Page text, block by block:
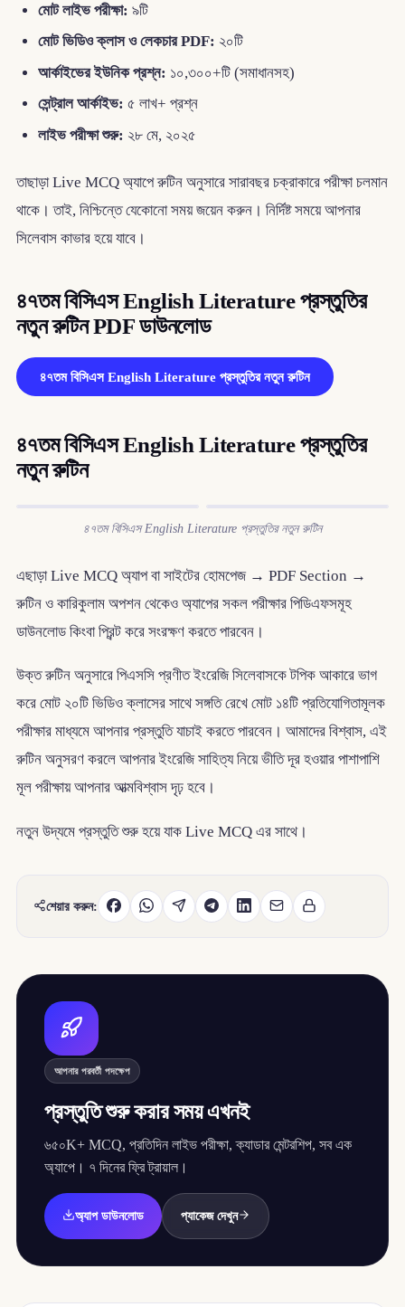
মোট লাইভ পরীক্ষা: ৯টি
মোট ভিডিও ক্লাস ও লেকচার PDF: ২০টি
আর্কাইভের ইউনিক প্রশ্ন: ১০,৩০০+টি (সমাধানসহ)
সেন্ট্রাল আর্কাইভ: ৫ লাখ+ প্রশ্ন
লাইভ পরীক্ষা শুরু: ২৮ মে, ২০২৫
তাছাড়া Live MCQ অ্যাপে রুটিন অনুসারে সারাবছর চক্রাকারে পরীক্ষা চলমান
থাকে। তাই, নিশ্চিন্তে যেকোনো সময় জয়েন করুন। নির্দিষ্ট সময়ে আপনার
সিলেবাস কাভার হয়ে যাবে।
৪৭তম বিসিএস English Literature প্রস্তুতির
নতুন রুটিন PDF ডাউনলোড
৪৭তম বিসিএস English Literature প্রস্তুতির নতুন রুটিন
৪৭তম বিসিএস English Literature প্রস্তুতির
নতুন রুটিন
৪৭তম বিসিএস English Literature প্রস্তুতির নতুন রুটিন
এছাড়া Live MCQ অ্যাপ বা সাইটের হোমপেজ → PDF Section →
রুটিন ও কারিকুলাম অপশন থেকেও অ্যাপের সকল পরীক্ষার পিডিএফসমূহ
ডাউনলোড কিংবা প্রিন্ট করে সংরক্ষণ করতে পারবেন।
উক্ত রুটিন অনুসারে পিএসসি প্রণীত ইংরেজি সিলেবাসকে টপিক আকারে ভাগ
করে মোট ২০টি ভিডিও ক্লাসের সাথে সঙ্গতি রেখে মোট ১৪টি প্রতিযোগিতামূলক
পরীক্ষার মাধ্যমে আপনার প্রস্তুতি যাচাই করতে পারবেন। আমাদের বিশ্বাস, এই
রুটিন অনুসরণ করলে আপনার ইংরেজি সাহিত্য নিয়ে ভীতি দূর হওয়ার পাশাপাশি
মূল পরীক্ষায় আপনার আত্মবিশ্বাস দৃঢ় হবে।
নতুন উদ্যমে প্রস্তুতি শুরু হয়ে যাক Live MCQ এর সাথে।
শেয়ার করুন:
আপনার পরবর্তী পদক্ষেপ
প্রস্তুতি শুরু করার সময় এখনই
৬৫০K+ MCQ, প্রতিদিন লাইভ পরীক্ষা, ক্যাডার মেন্টরশিপ, সব এক
অ্যাপে। ৭ দিনের ফ্রি ট্রায়াল।
অ্যাপ ডাউনলোড প্যাকেজ দেখুন